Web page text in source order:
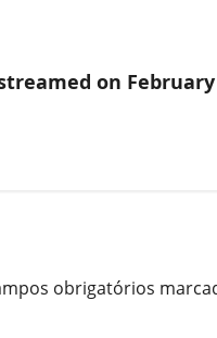
on
obrigatórios